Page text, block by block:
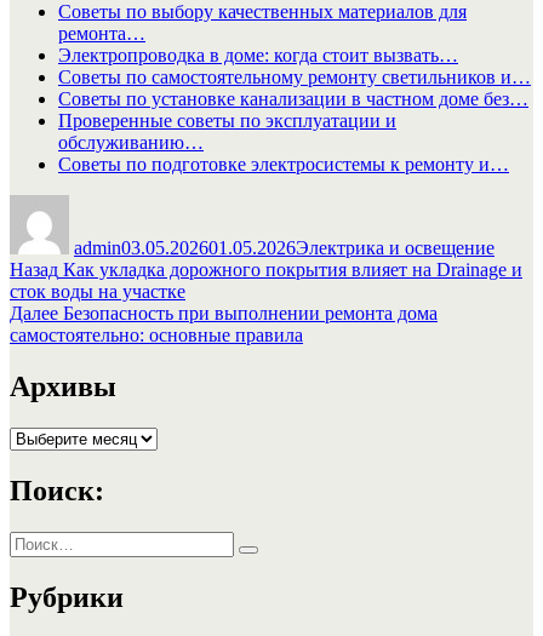
Советы по выбору качественных материалов для
ремонта…
Электропроводка в доме: когда стоит вызвать…
Советы по самостоятельному ремонту светильников и…
Советы по установке канализации в частном доме без…
Проверенные советы по эксплуатации и
обслуживанию…
Советы по подготовке электросистемы к ремонту и…
admin03.05.202601.05.2026Электрика и освещение
Навигация
по
записям
Назад Предыдущая
запись:
Как укладка дорожного покрытия влияет на Drainage и
сток воды на участке
Далее Следующая
запись:
Безопасность при выполнении ремонта дома
самостоятельно: основные правила
Архивы
Архивы
Поиск:
Искать:
Поиск
Рубрики